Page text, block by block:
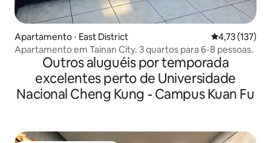
Apartamento ⋅ East District 4,73 de uma
4,73 (137)
Apartamento em Tainan City. 3 quartos para 6-8 pessoas.
Outros aluguéis por temporada
excelentes perto de Universidade
Nacional Cheng Kung - Campus Kuan Fu